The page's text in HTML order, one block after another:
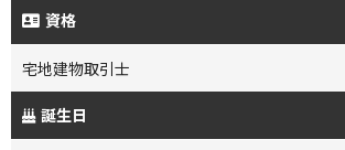
資格
宅地建物取引士
誕生日